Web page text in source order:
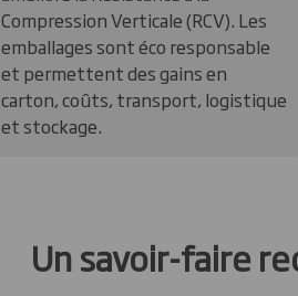
Compression Verticale (RCV). Les
emballages sont éco responsable
et permettent des gains en
carton, coûts, transport, logistique
et stockage.
Un savoir-faire